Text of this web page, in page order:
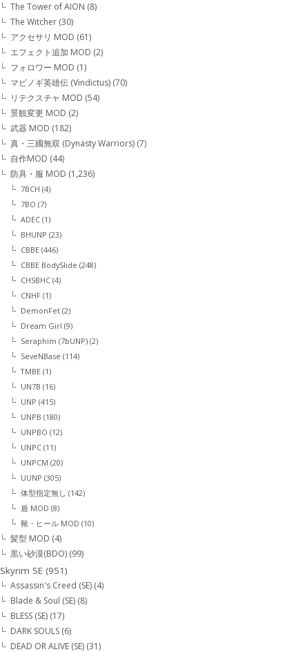
The Tower of AION (8)
The Witcher (30)
アクセサリ MOD (61)
エフェクト追加 MOD (2)
フォロワー MOD (1)
マビノギ英雄伝 (Vindictus) (70)
リテクスチャ MOD (54)
景観変更 MOD (2)
武器 MOD (182)
真・三國無双 (Dynasty Warriors) (7)
自作MOD (44)
防具・服 MOD (1,236)
7BCH (4)
7BO (7)
ADEC (1)
BHUNP (23)
CBBE (446)
CBBE BodySlide (248)
CHSBHC (4)
CNHF (1)
DemonFet (2)
Dream Girl (9)
Seraphim (7bUNP) (2)
SeveNBase (114)
TMBE (1)
UN7B (16)
UNP (415)
UNPB (180)
UNPBO (12)
UNPC (11)
UNPCM (20)
UUNP (305)
体型指定無し (142)
盾 MOD (8)
靴・ヒール MOD (10)
髪型 MOD (4)
黒い砂漠(BDO) (99)
Skyrim SE (951)
Assassin's Creed (SE) (4)
Blade & Soul (SE) (8)
BLESS (SE) (17)
DARK SOULS (6)
DEAD OR ALIVE (SE) (31)